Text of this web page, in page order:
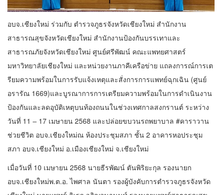
อบจ.เชียงใหม่ ร่วมกับ ตำรวจภูธรจังหวัดเชียงใหม่ สำนักงาน
สาธารณสุขจังหวัดเชียงใหม่ สำนักงานป้องกันบรรเทาและ
สาธารณภัยจังหวัดเชียงใหม่ ศูนย์ศรีพัฒน์ คณะแพทยศาสตร์
มหาวิทยาลัยเชียงใหม่ และหน่วยงานภาคีเครือข่าย แถลงการณ์การเต
รียมความพร้อมในการรับแจ้งเหตุและสั่งการการแพทย์ฉุกเฉิน (ศูนย์
อรารัณ 1669)และบูรณาการการเตรียมความพร้อมในการดำเนินงาน
ป้องกันและลดอุบัติเหตุบนท้องถนนในช่วงเทศกาลสงกรานต์ ระหว่าง
วันที่ 11 – 17 เมษายน 2568 และปล่อยขบวนรถพยาบาล #คาราวาน
ช่วยชีวิต อบจ.เชียงใหม่ณ ห้องประชุมสภา ชั้น 2 อาคารหอประชุม
สภา อบจ.เชียงใหม่ อ.เมืองเชียงใหม่ จ.เชียงใหม่
เมื่อวันที่ 10 เมษายน 2568 นายธีรพัฒน์ ตันพิริยะกุล รองนายก
อบจ.เชียงใหม่พ.ต.อ. ไพศาล นันตา รองผู้บังคับการตำรวจภูธรจังหวัด